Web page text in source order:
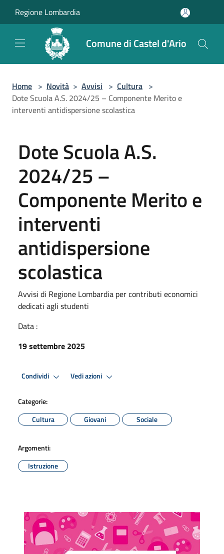
Regione Lombardia
Comune di Castel d'Ario
Home > Novità > Avvisi > Cultura >
Dote Scuola A.S. 2024/25 – Componente Merito e
interventi antidispersione scolastica
Dote Scuola A.S.
2024/25 –
Componente Merito e
interventi
antidispersione
scolastica
Avvisi di Regione Lombardia per contributi economici
dedicati agli studenti
Data :
19 settembre 2025
Condividi Vedi azioni
Categorie:
Cultura
Giovani Sociale
Argomenti:
Istruzione